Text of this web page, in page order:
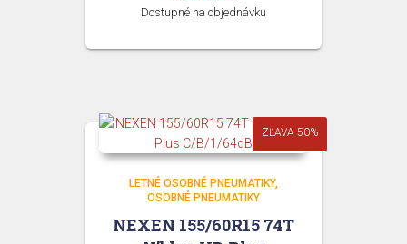
Dostupné na objednávku
ZĽAVA 50%
LETNÉ OSOBNÉ PNEUMATIKY
OSOBNÉ PNEUMATIKY
NEXEN 155/60R15 74T